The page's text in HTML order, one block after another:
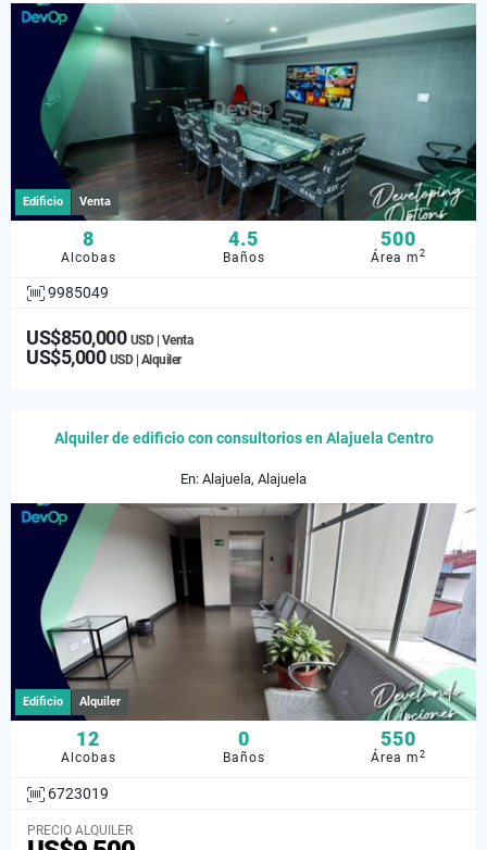
Edificio Venta
8
Alcobas
4.5
Baños
500
Área m2
9985049
US$850,000 USD | Venta
US$5,000 USD | Alquiler
Alquiler de edificio con consultorios en Alajuela Centro
En: Alajuela, Alajuela
Edificio Alquiler
12
Alcobas
0
Baños
550
Área m2
6723019
PRECIO ALQUILER